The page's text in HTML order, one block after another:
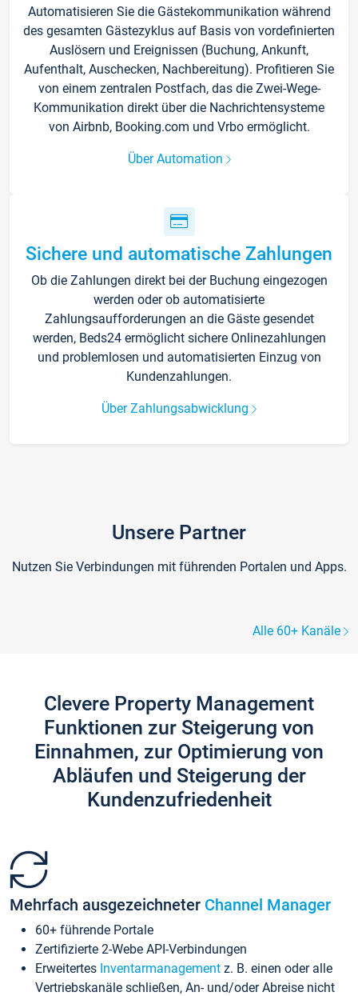
Automatisieren Sie die Gästekommunikation während
des gesamten Gästezyklus auf Basis von vordefinierten
Auslösern und Ereignissen (Buchung, Ankunft,
Aufenthalt, Auschecken, Nachbereitung). Profitieren Sie
von einem zentralen Postfach, das die Zwei-Wege-
Kommunikation direkt über die Nachrichtensysteme
von Airbnb, Booking.com und Vrbo ermöglicht.
Über Automation
Sichere und automatische Zahlungen
Ob die Zahlungen direkt bei der Buchung eingezogen
werden oder ob automatisierte
Zahlungsaufforderungen an die Gäste gesendet
werden, Beds24 ermöglicht sichere Onlinezahlungen
und problemlosen und automatisierten Einzug von
Kundenzahlungen.
Über Zahlungsabwicklung
Unsere Partner
Nutzen Sie Verbindungen mit führenden Portalen und Apps.
Alle 60+ Kanäle
Clevere Property Management
Funktionen zur Steigerung von
Einnahmen, zur Optimierung von
Abläufen und Steigerung der
Kundenzufriedenheit
Mehrfach ausgezeichneter Channel Manager
60+ führende Portale
Zertifizierte 2-Webe API-Verbindungen
Erweitertes Inventarmanagement z. B. einen oder alle
Vertriebskanäle schließen, An- und/oder Abreise nicht